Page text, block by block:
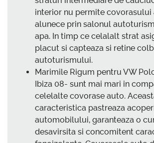
interior nu permite covorasului
alunece prin salonul
apa. In timp ce celalalt strat
placut si capteaza si retine
autoturismului.
Marimile Rigum pentru VW
Ibiza 08- sunt mai mari in
celelalte covorase auto.
caracteristica pastreaza
automobilului, garanteaza o
desavirsita si concomitent